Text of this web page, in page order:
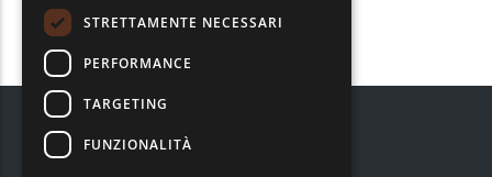
STRETTAMENTE NECESSARI
PERFORMANCE
TARGETING
FUNZIONALITÀ